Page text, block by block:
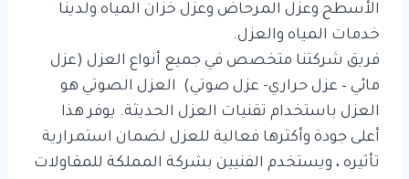
الأسطح وعزل المرحاض وعزل خزان المياه ولدينا
خدمات المياه والعزل.
فريق شركتنا متخصص في جميع أنواع العزل (عزل
مائي – عزل حراري- عزل صوتي) العزل الصوتي هو
العزل باستخدام تقنيات العزل الحديثة. يوفر هذا
أعلى جودة وأكثرها فعالية للعزل لضمان استمرارية
تأثيره ، ويستخدم الفنيين بشركة المملكة للمقاولات